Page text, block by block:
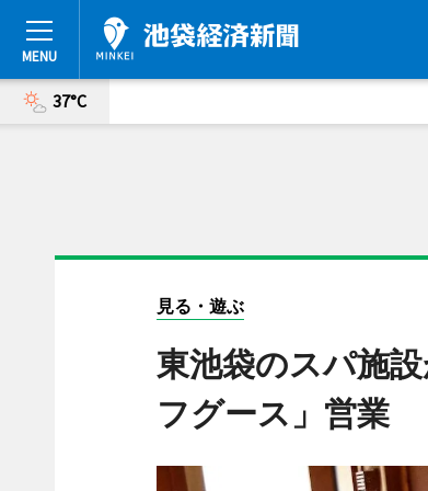
37°C
見る・遊ぶ
東池袋のスパ施
フグース」営業